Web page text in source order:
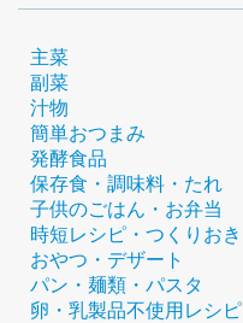
主菜
副菜
汁物
簡単おつまみ
発酵食品
保存食・調味料・たれ
子供のごはん・お弁当
時短レシピ・つくりおき
おやつ・デザート
パン・麺類・パスタ
卵・乳製品不使用レシピ